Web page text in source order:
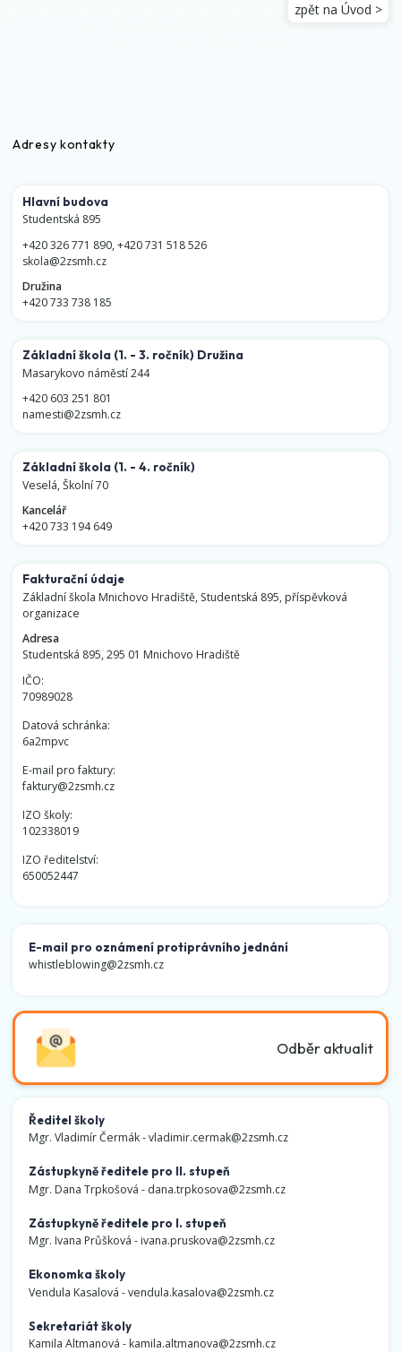
zpět na Úvod >
Adresy kontakty
Hlavní budova
Studentská 895
+420 326 771 890,+420 731 518 526
skola@2zsmh.cz
Družina
+420 733 738 185
Základní škola (1. - 3. ročník) Družina
Masarykovo náměstí 244
+420 603 251 801
namesti@2zsmh.cz
Základní škola (1. - 4. ročník)
Veselá, Školní 70
Kancelář
+420 733 194 649
Fakturační údaje
Základní škola Mnichovo Hradiště, Studentská 895, příspěvková
organizace
Adresa
Studentská 895, 295 01 Mnichovo Hradiště
IČO:
70989028
Datová schránka:
6a2mpvc
E-mail pro faktury:
faktury@2zsmh.cz
IZO školy:
102338019
IZO ředitelství:
650052447
E-mail pro oznámení protiprávního jednání
whistleblowing@2zsmh.cz
Odběr aktualit
Ředitel školy
Mgr. Vladimír Čermák -vladimir.cermak@2zsmh.cz
Zástupkyně ředitele pro II. stupeň
Mgr. Dana Trpkošová - dana.trpkosova@2zsmh.cz
Zástupkyně ředitele pro I. stupeň
Mgr. Ivana Průšková -ivana.pruskova@2zsmh.cz
Ekonomka školy
Vendula Kasalová -vendula.kasalova@2zsmh.cz
Sekretariát školy
Kamila Altmanová -kamila.altmanova@2zsmh.cz